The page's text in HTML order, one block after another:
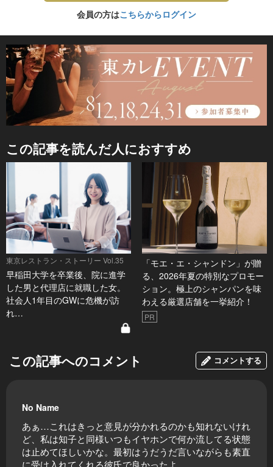
会員の方はこちらからログイン
この記事を読んだ人におすすめ
東京レストラン・ストーリー Vol.35
早稲田大学を卒業後、院に進学
した男と代理店に就職した女。
社会人1年目のGWに危機が訪
れ…
「モエ・エ・シャンドン」が贈
る、2026年夏の特別なプロモー
ション。極上のシャンパンを味
わえる厳選店舗を一挙紹介！
PR
この記事へのコメント コメントする
No Name
あぁ…これはきっと意見が分かれるのかも知れないけれ
ど、私は知子と同様いつもイヤホンで何か流してる状態
は止めてほしいかな。最初はうだうだ言いながらも素直